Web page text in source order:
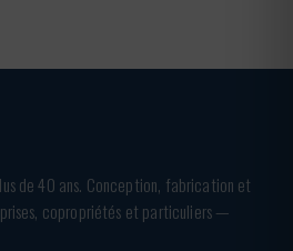
de 40 ans. Conception, fabrication et
copropriétés et particuliers —